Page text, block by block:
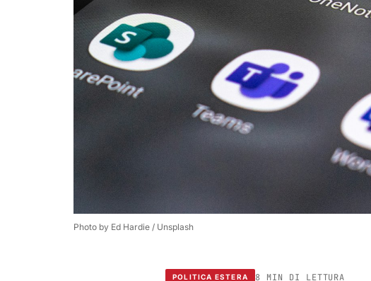
Photo by Ed Hardie / Unsplash
POLITICA ESTERA 8 MIN DI LETTURA